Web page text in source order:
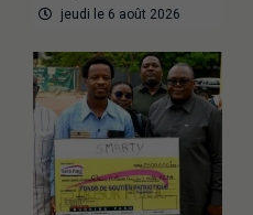
jeudi le 6 août 2026